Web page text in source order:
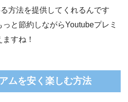
方法を提供してくれるんです
と節約しながらYoutubeプレミ
すね！
ムを安く楽しむ方法